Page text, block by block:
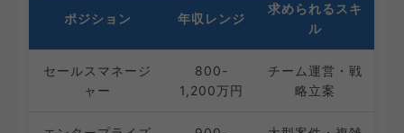
ポジション 年収レンジ
求められるスキ
ル
セールスマネージ
ャー
800-
1,200万円
チーム運営・戦
略立案